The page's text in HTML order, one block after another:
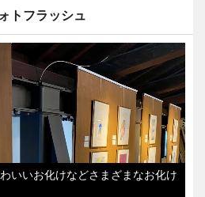
トフラッシュ
いいお化けなどさまざまなお化け